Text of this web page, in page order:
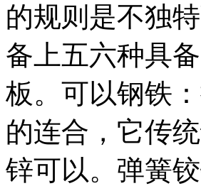
的规则是不独
备上五六种具
板。可以钢铁
的连合，它传
锌可以。弹簧